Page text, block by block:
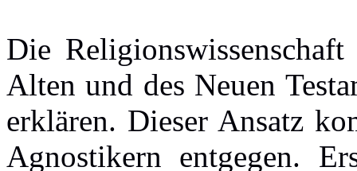
Die
Alten und des Neuen
erklären. Dieser Ansatz
Agnostikern entgegen.